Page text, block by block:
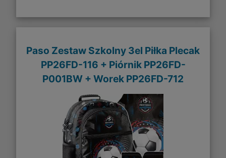
Paso Zestaw Szkolny 3el Piłka Plecak
PP26FD-116 + Piórnik PP26FD-
P001BW + Worek PP26FD-712